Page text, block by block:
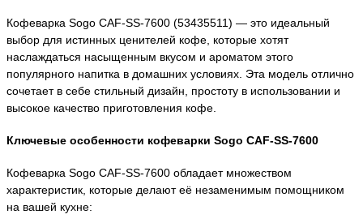
Кофеварка Sogo CAF-SS-7600 (53435511) — это идеальный
выбор для истинных ценителей кофе, которые хотят
наслаждаться насыщенным вкусом и ароматом этого
популярного напитка в домашних условиях. Эта модель отлично
сочетает в себе стильный дизайн, простоту в использовании и
высокое качество приготовления кофе.
Ключевые особенности кофеварки Sogo CAF-SS-7600
Кофеварка Sogo CAF-SS-7600 обладает множеством
характеристик, которые делают её незаменимым помощником
на вашей кухне: